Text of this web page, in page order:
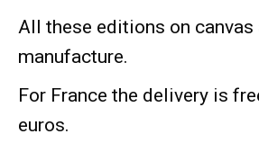
All these editions on canvas
manufacture.
For France the delivery is
euros.